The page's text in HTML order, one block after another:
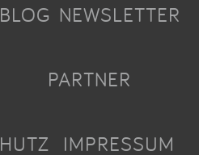
BLOG NEWSLETTER
PARTNER
IMPRESSUM